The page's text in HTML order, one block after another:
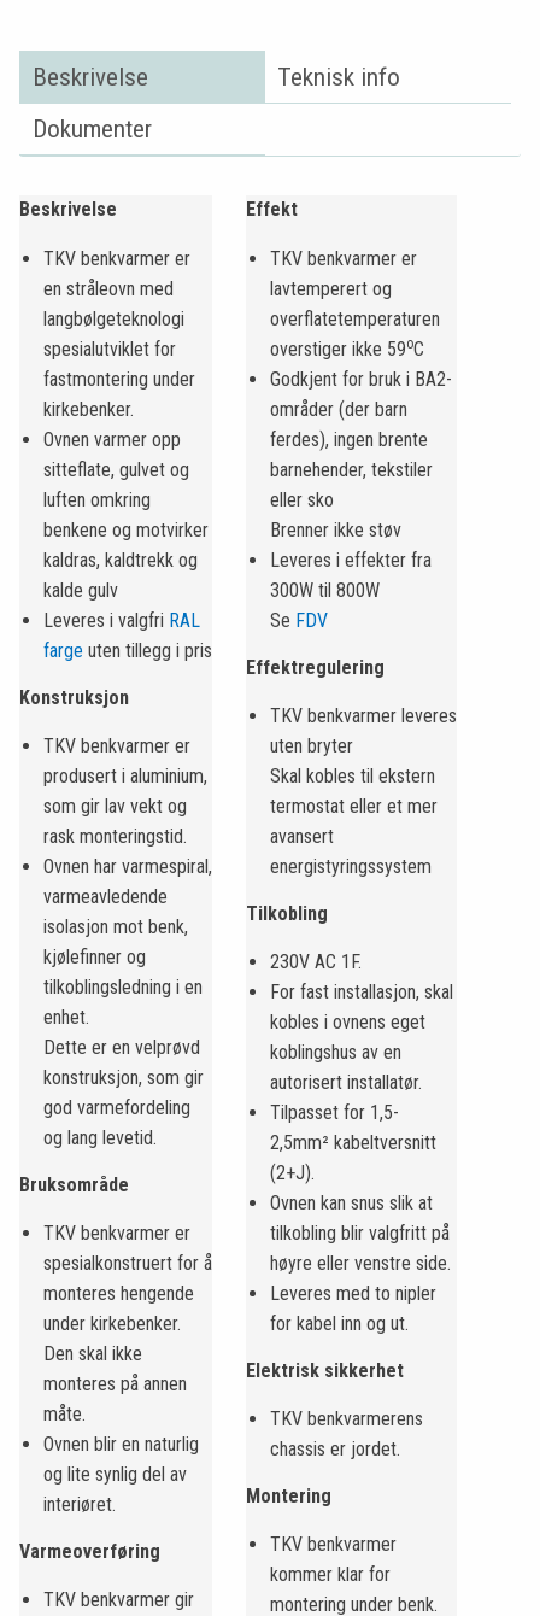
Beskrivelse
Teknisk info
Dokumenter
Beskrivelse
TKV benkvarmer er
en stråleovn med
langbølgeteknologi
spesialutviklet for
fastmontering under
kirkebenker.
Ovnen varmer opp
sitteflate, gulvet og
luften omkring
benkene og motvirker
kaldras, kaldtrekk og
kalde gulv
Leveres i valgfri RAL
farge uten tillegg i pris
Konstruksjon
TKV benkvarmer er
produsert i aluminium,
som gir lav vekt og
rask monteringstid.
Ovnen har varmespiral,
varmeavledende
isolasjon mot benk,
kjølefinner og
tilkoblingsledning i en
enhet.
Dette er en velprøvd
konstruksjon, som gir
god varmefordeling
og lang levetid.
Bruksområde
TKV benkvarmer er
spesialkonstruert for å
monteres hengende
under kirkebenker.
Den skal ikke
monteres på annen
måte.
Ovnen blir en naturlig
og lite synlig del av
interiøret.
Varmeoverføring
TKV benkvarmer gir
Effekt
TKV benkvarmer er
lavtemperert og
overflatetemperaturen
overstiger ikke 59oC
Godkjent for bruk i BA2-
områder (der barn
ferdes), ingen brente
barnehender, tekstiler
eller sko
Brenner ikke støv
Leveres i effekter fra
300W til 800W
Se FDV
Effektregulering
TKV benkvarmer leveres
uten bryter
Skal kobles til ekstern
termostat eller et mer
avansert
energistyringssystem
Tilkobling
230V AC 1F.
For fast installasjon, skal
kobles i ovnens eget
koblingshus av en
autorisert installatør.
Tilpasset for 1,5-
2,5mm² kabeltversnitt
(2+J).
Ovnen kan snus slik at
tilkobling blir valgfritt på
høyre eller venstre side.
Leveres med to nipler
for kabel inn og ut.
Elektrisk sikkerhet
TKV benkvarmerens
chassis er jordet.
Montering
TKV benkvarmer
kommer klar for
montering under benk.